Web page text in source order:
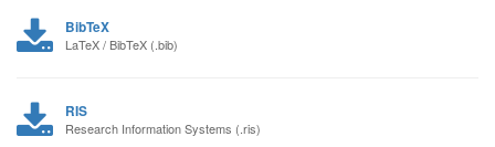
BibTeX
LaTeX / BibTeX (.bib)
RIS
Research Information Systems (.ris)